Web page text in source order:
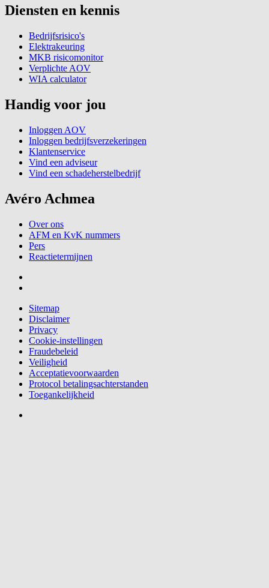
Diensten en kennis
Bedrijfsrisico's
Elektrakeuring
MKB risicomonitor
Verplichte AOV
WIA calculator
Handig voor jou
Inloggen AOV
Inloggen bedrijfsverzekeringen
Klantenservice
Vind een adviseur
Vind een schadeherstelbedrijf
Avéro Achmea
Over ons
AFM en KvK nummers
Pers
Reactietermijnen
Sitemap
Disclaimer
Privacy
Cookie-instellingen
Fraudebeleid
Veiligheid
Acceptatievoorwaarden
Protocol betalingsachterstanden
Toegankelijkheid